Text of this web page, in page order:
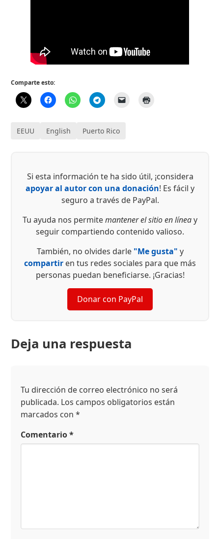
Comparte esto:
EEUU English Puerto Rico
Si esta información te ha sido útil, ¡considera
apoyar al autor con una donación! Es fácil y
seguro a través de PayPal.
Tu ayuda nos permitemantener el sitio en líneay
seguir compartiendo contenido valioso.
También, no olvides darle "Me gusta" y
compartir en tus redes sociales para que más
personas puedan beneficiarse. ¡Gracias!
Donar con PayPal
Deja una respuesta
Tu dirección de correo electrónico no será
publicada. Los campos obligatorios están
marcados con*
Comentario*